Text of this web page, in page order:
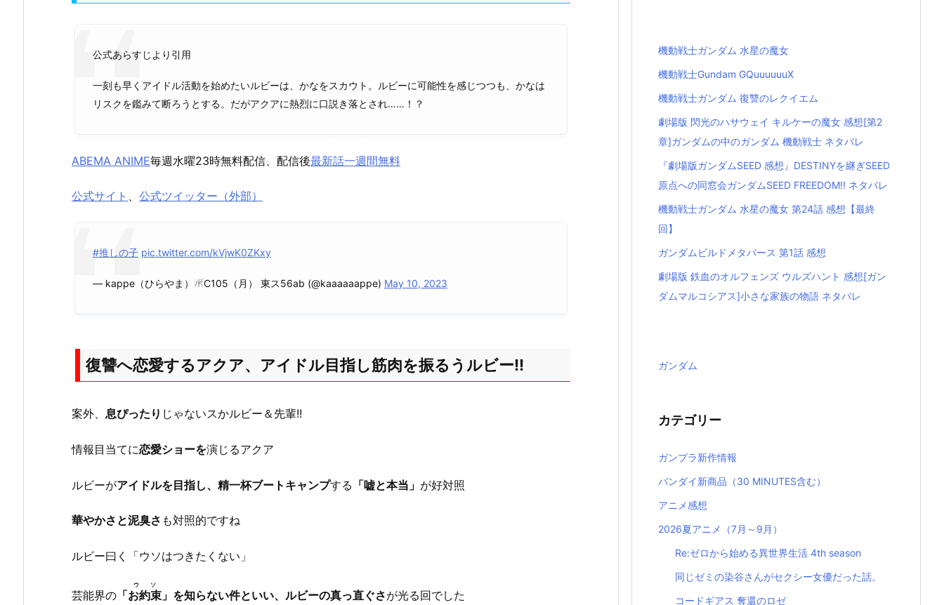
公式あらすじより引用
一刻も早くアイドル活動を始めたいルビーは、かなをスカウト。ルビーに可能性を感じつつも、かなは
リスクを鑑みて断ろうとする。だがアクアに熱烈に口説き落とされ……！？
ABEMA ANIME毎週水曜23時無料配信、配信後最新話一週間無料
公式サイト 、 公式ツイッター（外部）
#推しの子 pic.twitter.com/kVjwK0ZKxy
— kappe（ひらやま）☃C105（月） 東ス56ab (@kaaaaaappe) May 10, 2023
復讐へ恋愛するアクア、アイドル目指し筋肉を振るうルビー!!
案外、 息ぴったり じゃないスかルビー＆先輩!!
情報目当てに恋愛ショーを演じるアクア
ルビーがアイドルを目指し、精一杯ブートキャンプする 「嘘と本当」 が好対照
華やかさと泥臭さ も対照的ですね
ルビー曰く「ウソはつきたくない」
芸能界の 「お約束
ウソ
」を知らない件といい、ルビーの真っ直ぐさが光る回でした
機動戦士ガンダム 水星の魔女
機動戦士Gundam GQuuuuuuX
機動戦士ガンダム 復讐のレクイエム
劇場版 閃光のハサウェイ キルケーの魔女 感想[第2
章]ガンダムの中のガンダム 機動戦士 ネタバレ
『劇場版ガンダムSEED 感想』DESTINYを継ぎSEED
原点への同窓会ガンダムSEED FREEDOM!! ネタバレ
機動戦士ガンダム 水星の魔女 第24話 感想【最終
回】
ガンダムビルドメタバース 第1話 感想
劇場版 鉄血のオルフェンズ ウルズハント 感想[ガン
ダムマルコシアス]小さな家族の物語 ネタバレ
ガンダム
カテゴリー
ガンプラ新作情報
バンダイ新商品（30 MINUTES含む）
アニメ感想
2026夏アニメ（7月～9月）
Re:ゼロから始める異世界生活 4th season
同じゼミの染谷さんがセクシー女優だった話。
コードギアス 奪還のロゼ